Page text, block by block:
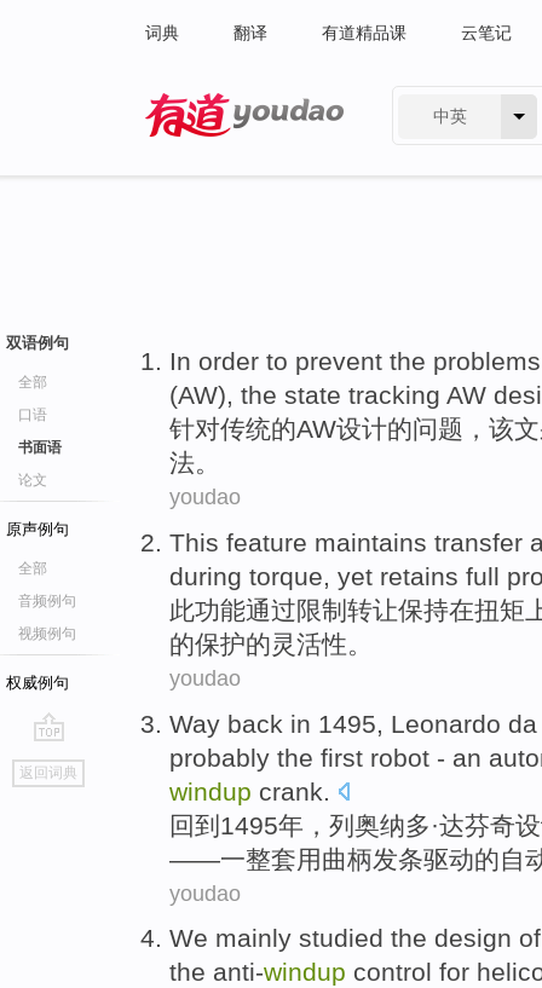
词典 翻译 有道精品课 云笔记
中英
双语例句
全部
口语
书面语
论文
原声例句
全部
音频例句
视频例句
权威例句
go
top
返回词典
In order to prevent the problems
(AW), the state tracking AW
针对传统的AW设计的问题 ，该文
法。
youdao
This feature maintains transfer
during torque, yet retains full
此功能通过限制 转让保持在扭矩
的保护的灵活性。
youdao
Way back in 1495, Leonardo
probably the first robot - an
windup crank
回到 1495年，列奥纳多·达芬奇
——一整套用曲柄发条驱动的自
youdao
We mainly studied the design of
the anti-windup control for